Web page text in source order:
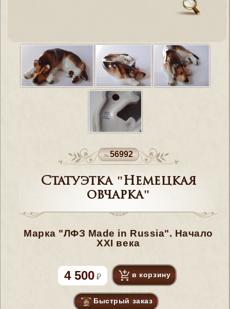
56992
Статуэтка "Немецкая
овчарка"
Марка "ЛФЗ Made in Russia". Начало
ХХI века
4 500 в корзину
Быстрый заказ